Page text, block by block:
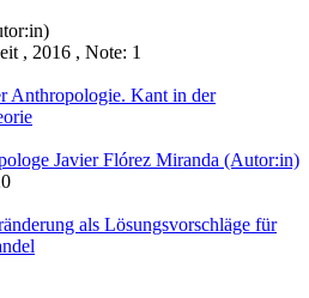
, 2016 , Note: 1
Anthropologie. Kant in der
Javier Flórez Miranda (Autor:in)
als Lösungsvorschläge für